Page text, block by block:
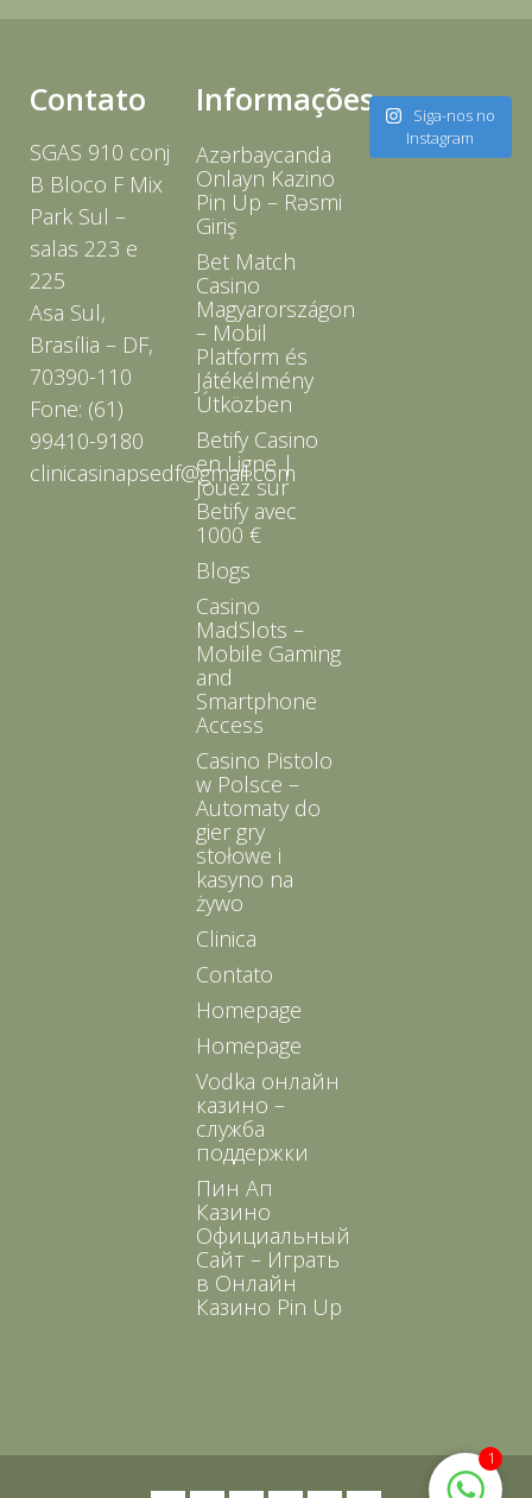
Contato
SGAS 910 conj
B Bloco F Mix
Park Sul –
salas 223 e
225
Asa Sul,
Brasília – DF,
70390-110
Fone: (61)
99410-9180
clinicasinapsedf@gmail.com
Informações
Azərbaycanda
Onlayn Kazino
Pin Up – Rəsmi
Giriş
Bet Match
Casino
Magyarországon
– Mobil
Platform és
Játékélmény
Útközben
Betify Casino
en Ligne |
Jouez sur
Betify avec
1000 €
Blogs
Casino
MadSlots –
Mobile Gaming
and
Smartphone
Access
Casino Pistolo
w Polsce –
Automaty do
gier gry
stołowe i
kasyno na
żywo
Clinica
Contato
Homepage
Homepage
Vodka онлайн
казино –
служба
поддержки
Пин Ап
Казино
Официальный
Сайт – Играть
в Онлайн
Казино Pin Up
Siga-nos no
Instagram
1